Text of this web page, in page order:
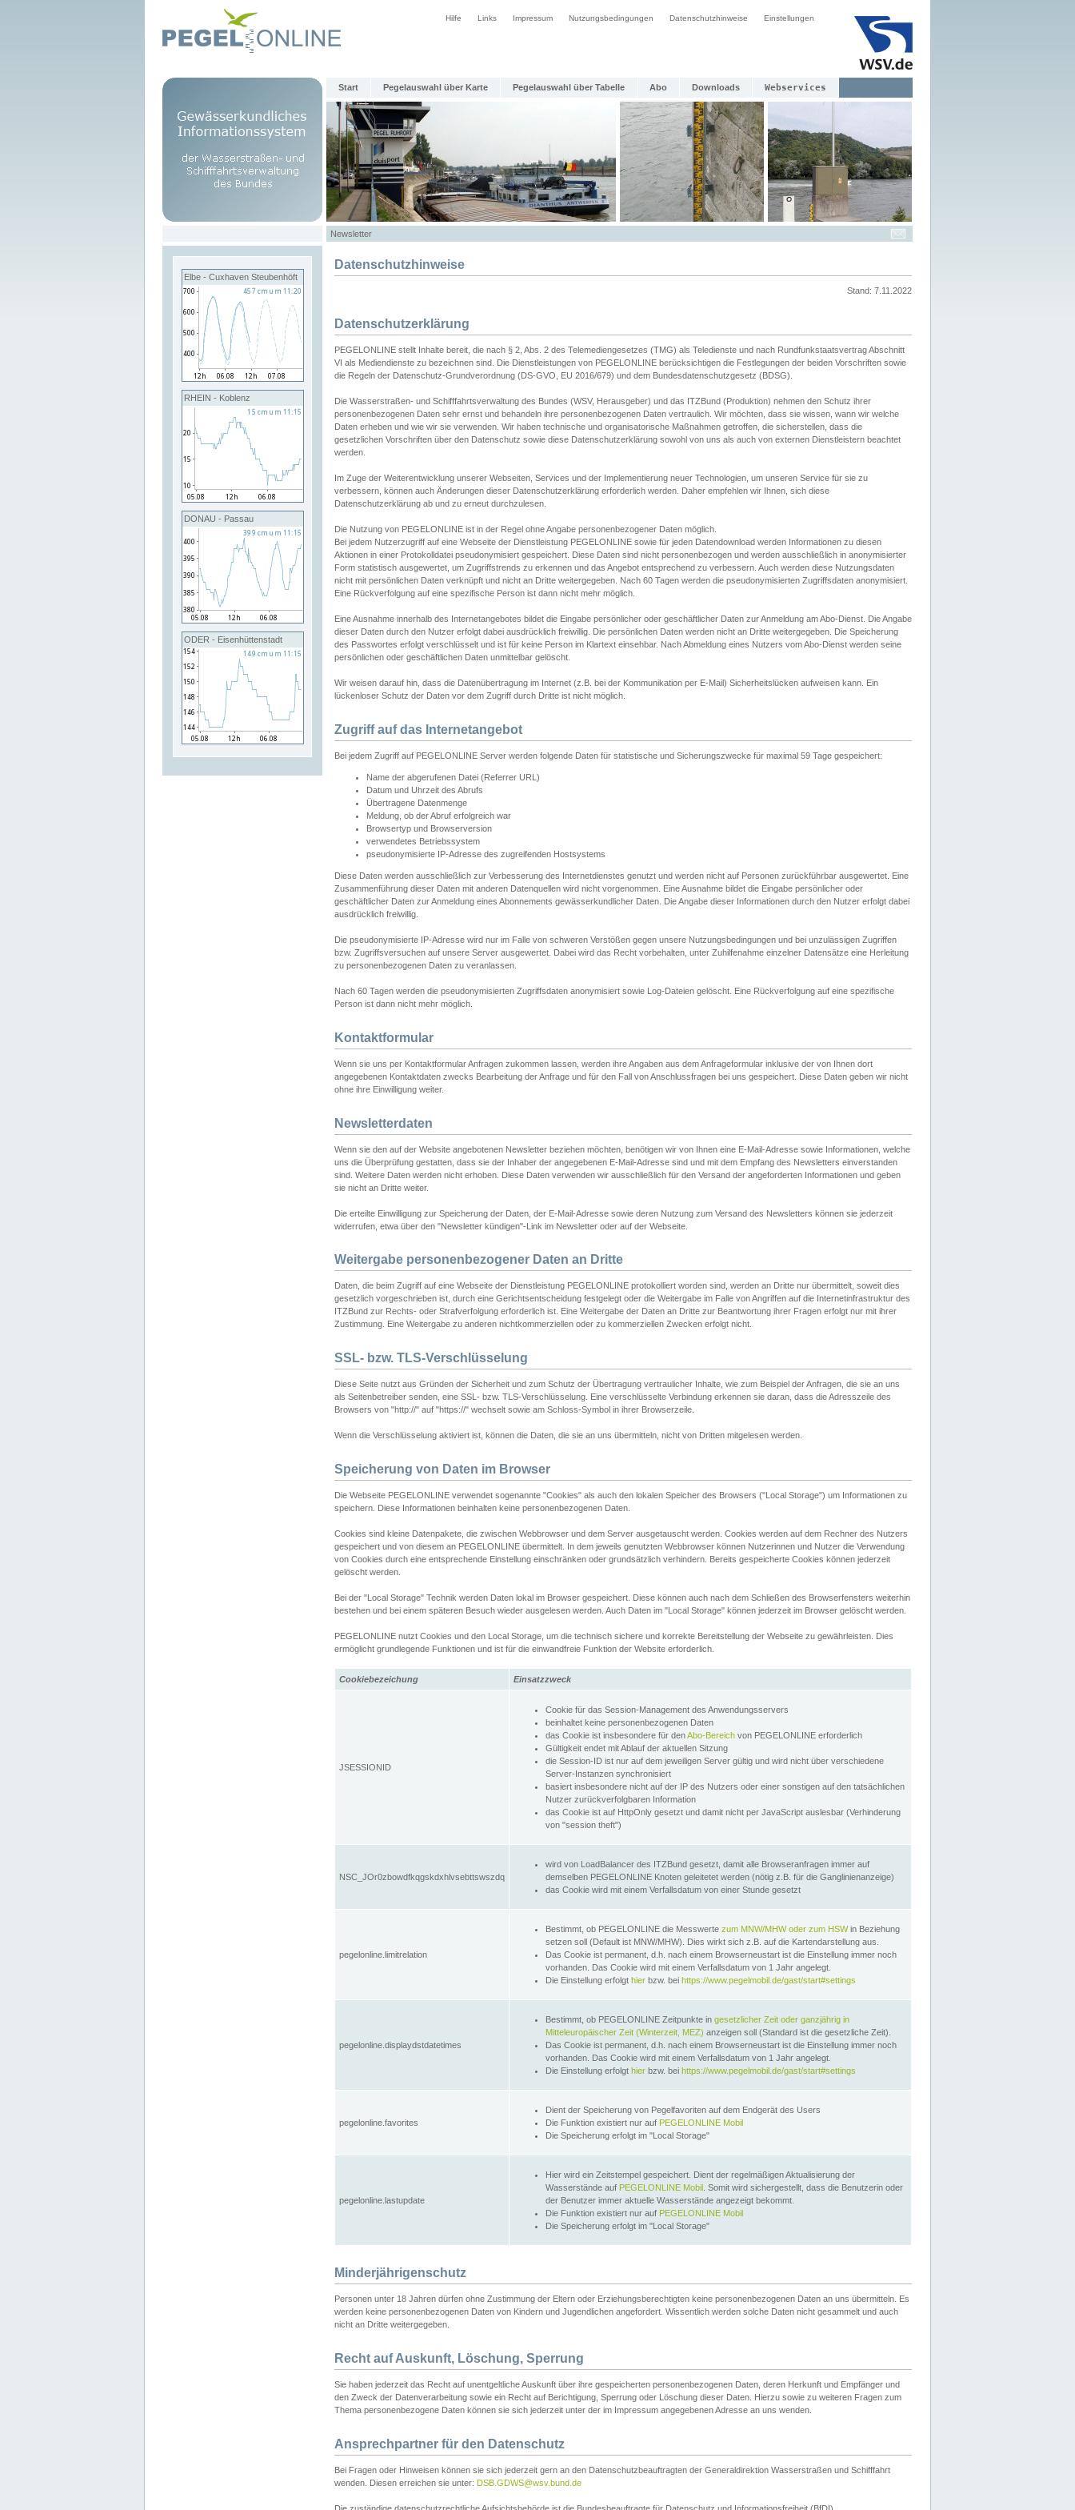
Hilfe Links Impressum Nutzungsbedingungen Datenschutzhinweise Einstellungen
Start Pegelauswahl über Karte Pegelauswahl über Tabelle Abo Downloads Webservices
Newsletter
Elbe - Cuxhaven Steubenhöft
RHEIN - Koblenz
DONAU - Passau
ODER - Eisenhüttenstadt
Datenschutzhinweise
Stand: 7.11.2022
Datenschutzerklärung
PEGELONLINE stellt Inhalte bereit, die nach § 2, Abs. 2 des Telemediengesetzes (TMG) als Teledienste und nach Rundfunkstaatsvertrag Abschnitt
VI als Mediendienste zu bezeichnen sind. Die Dienstleistungen von PEGELONLINE berücksichtigen die Festlegungen der beiden Vorschriften sowie
die Regeln der Datenschutz-Grundverordnung (DS-GVO, EU 2016/679) und dem Bundesdatenschutzgesetz (BDSG).
Die Wasserstraßen- und Schifffahrtsverwaltung des Bundes (WSV, Herausgeber) und das ITZBund (Produktion) nehmen den Schutz ihrer
personenbezogenen Daten sehr ernst und behandeln ihre personenbezogenen Daten vertraulich. Wir möchten, dass sie wissen, wann wir welche
Daten erheben und wie wir sie verwenden. Wir haben technische und organisatorische Maßnahmen getroffen, die sicherstellen, dass die
gesetzlichen Vorschriften über den Datenschutz sowie diese Datenschutzerklärung sowohl von uns als auch von externen Dienstleistern beachtet
werden.
Im Zuge der Weiterentwicklung unserer Webseiten, Services und der Implementierung neuer Technologien, um unseren Service für sie zu
verbessern, können auch Änderungen dieser Datenschutzerklärung erforderlich werden. Daher empfehlen wir Ihnen, sich diese
Datenschutzerklärung ab und zu erneut durchzulesen.
Die Nutzung von PEGELONLINE ist in der Regel ohne Angabe personenbezogener Daten möglich.
Bei jedem Nutzerzugriff auf eine Webseite der Dienstleistung PEGELONLINE sowie für jeden Datendownload werden Informationen zu diesen
Aktionen in einer Protokolldatei pseudonymisiert gespeichert. Diese Daten sind nicht personenbezogen und werden ausschließlich in anonymisierter
Form statistisch ausgewertet, um Zugriffstrends zu erkennen und das Angebot entsprechend zu verbessern. Auch werden diese Nutzungsdaten
nicht mit persönlichen Daten verknüpft und nicht an Dritte weitergegeben. Nach 60 Tagen werden die pseudonymisierten Zugriffsdaten anonymisiert.
Eine Rückverfolgung auf eine spezifische Person ist dann nicht mehr möglich.
Eine Ausnahme innerhalb des Internetangebotes bildet die Eingabe persönlicher oder geschäftlicher Daten zur Anmeldung am Abo-Dienst. Die Angabe
dieser Daten durch den Nutzer erfolgt dabei ausdrücklich freiwillig. Die persönlichen Daten werden nicht an Dritte weitergegeben. Die Speicherung
des Passwortes erfolgt verschlüsselt und ist für keine Person im Klartext einsehbar. Nach Abmeldung eines Nutzers vom Abo-Dienst werden seine
persönlichen oder geschäftlichen Daten unmittelbar gelöscht.
Wir weisen darauf hin, dass die Datenübertragung im Internet (z.B. bei der Kommunikation per E-Mail) Sicherheitslücken aufweisen kann. Ein
lückenloser Schutz der Daten vor dem Zugriff durch Dritte ist nicht möglich.
Zugriff auf das Internetangebot
Bei jedem Zugriff auf PEGELONLINE Server werden folgende Daten für statistische und Sicherungszwecke für maximal 59 Tage gespeichert:
Name der abgerufenen Datei (Referrer URL)
Datum und Uhrzeit des Abrufs
Übertragene Datenmenge
Meldung, ob der Abruf erfolgreich war
Browsertyp und Browserversion
verwendetes Betriebssystem
pseudonymisierte IP-Adresse des zugreifenden Hostsystems
Diese Daten werden ausschließlich zur Verbesserung des Internetdienstes genutzt und werden nicht auf Personen zurückführbar ausgewertet. Eine
Zusammenführung dieser Daten mit anderen Datenquellen wird nicht vorgenommen. Eine Ausnahme bildet die Eingabe persönlicher oder
geschäftlicher Daten zur Anmeldung eines Abonnements gewässerkundlicher Daten. Die Angabe dieser Informationen durch den Nutzer erfolgt dabei
ausdrücklich freiwillig.
Die pseudonymisierte IP-Adresse wird nur im Falle von schweren Verstößen gegen unsere Nutzungsbedingungen und bei unzulässigen Zugriffen
bzw. Zugriffsversuchen auf unsere Server ausgewertet. Dabei wird das Recht vorbehalten, unter Zuhilfenahme einzelner Datensätze eine Herleitung
zu personenbezogenen Daten zu veranlassen.
Nach 60 Tagen werden die pseudonymisierten Zugriffsdaten anonymisiert sowie Log-Dateien gelöscht. Eine Rückverfolgung auf eine spezifische
Person ist dann nicht mehr möglich.
Kontaktformular
Wenn sie uns per Kontaktformular Anfragen zukommen lassen, werden ihre Angaben aus dem Anfrageformular inklusive der von Ihnen dort
angegebenen Kontaktdaten zwecks Bearbeitung der Anfrage und für den Fall von Anschlussfragen bei uns gespeichert. Diese Daten geben wir nicht
ohne ihre Einwilligung weiter.
Newsletterdaten
Wenn sie den auf der Website angebotenen Newsletter beziehen möchten, benötigen wir von Ihnen eine E-Mail-Adresse sowie Informationen, welche
uns die Überprüfung gestatten, dass sie der Inhaber der angegebenen E-Mail-Adresse sind und mit dem Empfang des Newsletters einverstanden
sind. Weitere Daten werden nicht erhoben. Diese Daten verwenden wir ausschließlich für den Versand der angeforderten Informationen und geben
sie nicht an Dritte weiter.
Die erteilte Einwilligung zur Speicherung der Daten, der E-Mail-Adresse sowie deren Nutzung zum Versand des Newsletters können sie jederzeit
widerrufen, etwa über den "Newsletter kündigen"-Link im Newsletter oder auf der Webseite.
Weitergabe personenbezogener Daten an Dritte
Daten, die beim Zugriff auf eine Webseite der Dienstleistung PEGELONLINE protokolliert worden sind, werden an Dritte nur übermittelt, soweit dies
gesetzlich vorgeschrieben ist, durch eine Gerichtsentscheidung festgelegt oder die Weitergabe im Falle von Angriffen auf die Internetinfrastruktur des
ITZBund zur Rechts- oder Strafverfolgung erforderlich ist. Eine Weitergabe der Daten an Dritte zur Beantwortung ihrer Fragen erfolgt nur mit ihrer
Zustimmung. Eine Weitergabe zu anderen nichtkommerziellen oder zu kommerziellen Zwecken erfolgt nicht.
SSL- bzw. TLS-Verschlüsselung
Diese Seite nutzt aus Gründen der Sicherheit und zum Schutz der Übertragung vertraulicher Inhalte, wie zum Beispiel der Anfragen, die sie an uns
als Seitenbetreiber senden, eine SSL- bzw. TLS-Verschlüsselung. Eine verschlüsselte Verbindung erkennen sie daran, dass die Adresszeile des
Browsers von "http://" auf "https://" wechselt sowie am Schloss-Symbol in ihrer Browserzeile.
Wenn die Verschlüsselung aktiviert ist, können die Daten, die sie an uns übermitteln, nicht von Dritten mitgelesen werden.
Speicherung von Daten im Browser
Die Webseite PEGELONLINE verwendet sogenannte "Cookies" als auch den lokalen Speicher des Browsers ("Local Storage") um Informationen zu
speichern. Diese Informationen beinhalten keine personenbezogenen Daten.
Cookies sind kleine Datenpakete, die zwischen Webbrowser und dem Server ausgetauscht werden. Cookies werden auf dem Rechner des Nutzers
gespeichert und von diesem an PEGELONLINE übermittelt. In dem jeweils genutzten Webbrowser können Nutzerinnen und Nutzer die Verwendung
von Cookies durch eine entsprechende Einstellung einschränken oder grundsätzlich verhindern. Bereits gespeicherte Cookies können jederzeit
gelöscht werden.
Bei der "Local Storage" Technik werden Daten lokal im Browser gespeichert. Diese können auch nach dem Schließen des Browserfensters weiterhin
bestehen und bei einem späteren Besuch wieder ausgelesen werden. Auch Daten im "Local Storage" können jederzeit im Browser gelöscht werden.
PEGELONLINE nutzt Cookies und den Local Storage, um die technisch sichere und korrekte Bereitstellung der Webseite zu gewährleisten. Dies
ermöglicht grundlegende Funktionen und ist für die einwandfreie Funktion der Website erforderlich.
Cookiebezeichung Einsatzzweck
JSESSIONID
Cookie für das Session-Management des Anwendungsservers
beinhaltet keine personenbezogenen Daten
das Cookie ist insbesondere für denAbo-Bereich von PEGELONLINE erforderlich
Gültigkeit endet mit Ablauf der aktuellen Sitzung
die Session-ID ist nur auf dem jeweiligen Server gültig und wird nicht über verschiedene
Server-Instanzen synchronisiert
basiert insbesondere nicht auf der IP des Nutzers oder einer sonstigen auf den tatsächlichen
Nutzer zurückverfolgbaren Information
das Cookie ist auf HttpOnly gesetzt und damit nicht per JavaScript auslesbar (Verhinderung
von "session theft")
NSC_JOr0zbowdfkqgskdxhlvsebttswszdq
wird von LoadBalancer des ITZBund gesetzt, damit alle Browseranfragen immer auf
demselben PEGELONLINE Knoten geleitetet werden (nötig z.B. für die Ganglinienanzeige)
das Cookie wird mit einem Verfallsdatum von einer Stunde gesetzt
pegelonline.limitrelation
Bestimmt, ob PEGELONLINE die Messwerte zum MNW/MHW oder zum HSWin Beziehung
setzen soll (Default ist MNW/MHW). Dies wirkt sich z.B. auf die Kartendarstellung aus.
Das Cookie ist permanent, d.h. nach einem Browserneustart ist die Einstellung immer noch
vorhanden. Das Cookie wird mit einem Verfallsdatum von 1 Jahr angelegt.
Die Einstellung erfolgt hier bzw. bei https://www.pegelmobil.de/gast/start#settings
pegelonline.displaydstdatetimes
Bestimmt, ob PEGELONLINE Zeitpunkte in gesetzlicher Zeit oder ganzjährig in
Mitteleuropäischer Zeit (Winterzeit, MEZ) anzeigen soll (Standard ist die gesetzliche Zeit).
Das Cookie ist permanent, d.h. nach einem Browserneustart ist die Einstellung immer noch
vorhanden. Das Cookie wird mit einem Verfallsdatum von 1 Jahr angelegt.
Die Einstellung erfolgt hier bzw. bei https://www.pegelmobil.de/gast/start#settings
pegelonline.favorites
Dient der Speicherung von Pegelfavoriten auf dem Endgerät des Users
Die Funktion existiert nur auf PEGELONLINE Mobil
Die Speicherung erfolgt im "Local Storage"
pegelonline.lastupdate
Hier wird ein Zeitstempel gespeichert. Dient der regelmäßigen Aktualisierung der
Wasserstände auf PEGELONLINE Mobil . Somit wird sichergestellt, dass die Benutzerin oder
der Benutzer immer aktuelle Wasserstände angezeigt bekommt.
Die Funktion existiert nur auf PEGELONLINE Mobil
Die Speicherung erfolgt im "Local Storage"
Minderjährigenschutz
Personen unter 18 Jahren dürfen ohne Zustimmung der Eltern oder Erziehungsberechtigten keine personenbezogenen Daten an uns übermitteln. Es
werden keine personenbezogenen Daten von Kindern und Jugendlichen angefordert. Wissentlich werden solche Daten nicht gesammelt und auch
nicht an Dritte weitergegeben.
Recht auf Auskunft, Löschung, Sperrung
Sie haben jederzeit das Recht auf unentgeltliche Auskunft über ihre gespeicherten personenbezogenen Daten, deren Herkunft und Empfänger und
den Zweck der Datenverarbeitung sowie ein Recht auf Berichtigung, Sperrung oder Löschung dieser Daten. Hierzu sowie zu weiteren Fragen zum
Thema personenbezogene Daten können sie sich jederzeit unter der im Impressum angegebenen Adresse an uns wenden.
Ansprechpartner für den Datenschutz
Bei Fragen oder Hinweisen können sie sich jederzeit gern an den Datenschutzbeauftragten der Generaldirektion Wasserstraßen und Schifffahrt
wenden. Diesen erreichen sie unter: DSB.GDWS@wsv.bund.de